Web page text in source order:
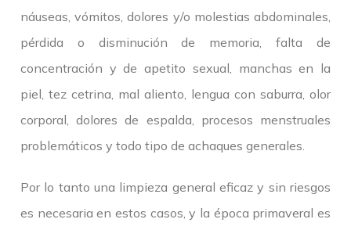
náuseas, vómitos, dolores y/o molestias abdominales,
pérdida o disminución de memoria, falta de
concentración y de apetito sexual, manchas en la
piel, tez cetrina, mal aliento, lengua con saburra, olor
corporal, dolores de espalda, procesos menstruales
problemáticos y todo tipo de achaques generales.
Por lo tanto una limpieza general eficaz y sin riesgos
es necesaria en estos casos, y la época primaveral es